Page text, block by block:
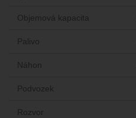
Objemová kapacita
Palivo
Náhon
Podvozek
Rozvor